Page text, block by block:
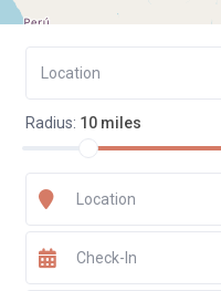
Radius: 10 miles